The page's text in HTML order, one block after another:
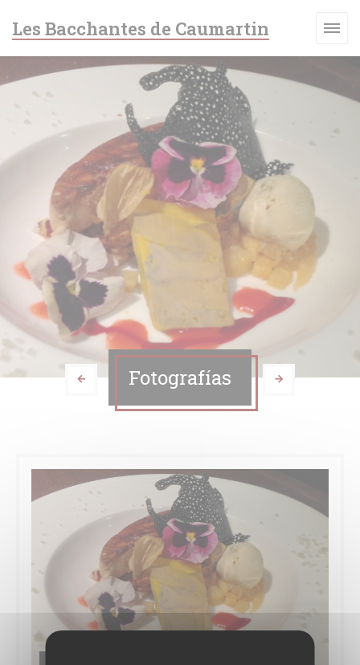
Les Bacchantes de Caumartin
Fotografías